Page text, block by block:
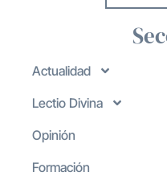
Actualidad
Lectio Divina
Opinión
Formación